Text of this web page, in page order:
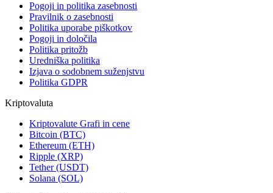
Pogoji in politika zasebnosti
Pravilnik o zasebnosti
Politika uporabe piškotkov
Pogoji in določila
Politika pritožb
Uredniška politika
Izjava o sodobnem suženjstvu
Politika GDPR
Kriptovaluta
Kriptovalute Grafi in cene
Bitcoin (BTC)
Ethereum (ETH)
Ripple (XRP)
Tether (USDT)
Solana (SOL)